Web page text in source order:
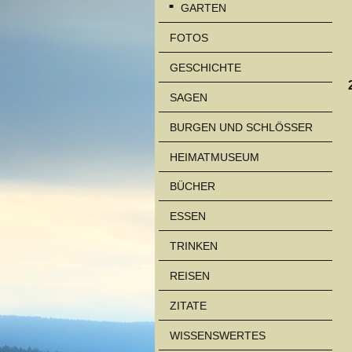
GARTEN
FOTOS
GESCHICHTE
SAGEN
BURGEN UND SCHLÖSSER
HEIMATMUSEUM
BÜCHER
ESSEN
TRINKEN
REISEN
ZITATE
WISSENSWERTES